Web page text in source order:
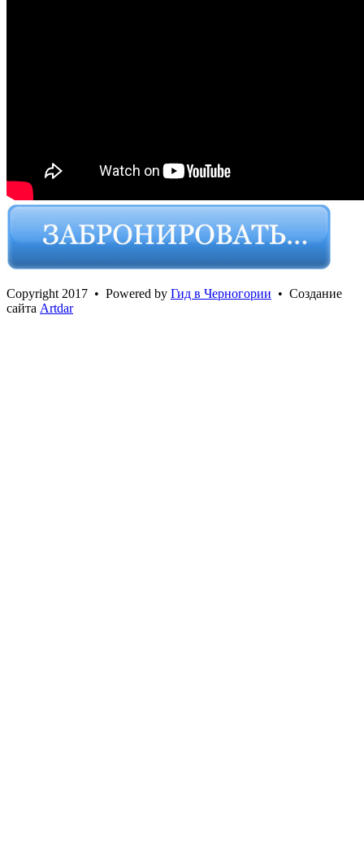
Сopyright 2017 • Powered by Гид в Черногории • Создание
сайта Artdar